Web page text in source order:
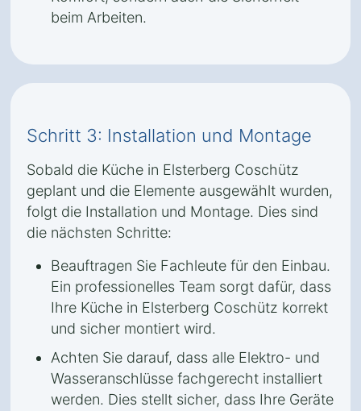
beim Arbeiten.
Schritt 3: Installation und Montage
Sobald die Küche in Elsterberg Coschütz
geplant und die Elemente ausgewählt wurden,
folgt die Installation und Montage. Dies sind
die nächsten Schritte:
Beauftragen Sie Fachleute für den Einbau.
Ein professionelles Team sorgt dafür, dass
Ihre Küche in Elsterberg Coschütz korrekt
und sicher montiert wird.
Achten Sie darauf, dass alle Elektro- und
Wasseranschlüsse fachgerecht installiert
werden. Dies stellt sicher, dass Ihre Geräte